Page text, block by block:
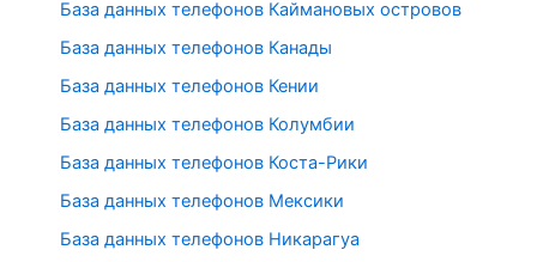
База данных телефонов Каймановых островов
База данных телефонов Канады
База данных телефонов Кении
База данных телефонов Колумбии
База данных телефонов Коста-Рики
База данных телефонов Мексики
База данных телефонов Никарагуа